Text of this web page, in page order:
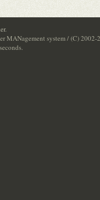
.
MANagement system / (C)